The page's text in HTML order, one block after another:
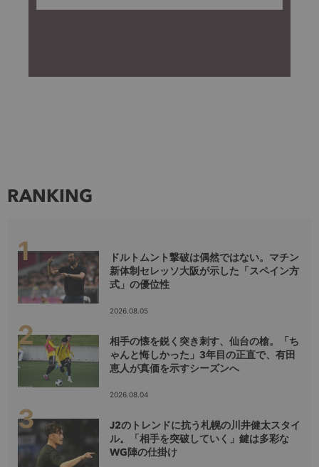
RANKING
ドルトムント撃破は偶然ではない。マチン
新体制セレッソ大阪が示した「スペイン方
式」の優位性
2026.08.05
相手の懐を鋭く突き刺す、仙台の槍。「ち
ゃんと悔しかった」3年目の正直で、有田
恵人が真価を示すシーズンへ
2026.08.04
J2のトレンドに抗う札幌の川井健太スタイ
ル。「相手を突破していく」鍵は多彩な
WG陣の仕掛け